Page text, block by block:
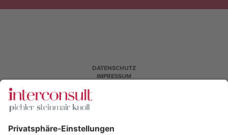
DATENSCHUTZ
IMPRESSUM
FERNWARTUNG
MwSt.-Nr. / Steuernummer: 02529080216